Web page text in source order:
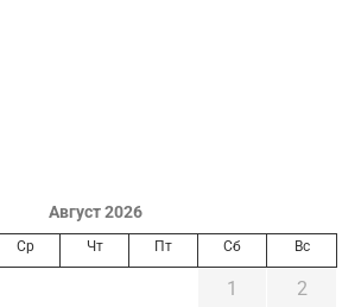
Август 2026
Ср Чт Пт Сб Вс
1
2